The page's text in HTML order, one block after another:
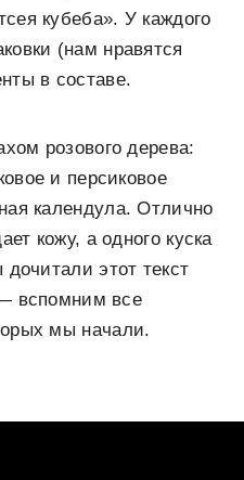
кубеба». У каждого
(нам нравятся
в составе.
розового дерева:
и персиковое
календула. Отлично
кожу, а одного куска
этот текст
вспомним все
мы начали.